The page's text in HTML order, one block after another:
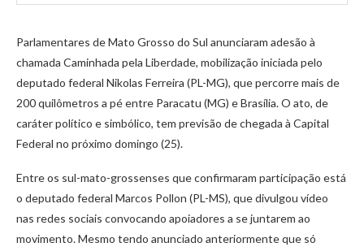
Parlamentares de Mato Grosso do Sul anunciaram adesão à
chamada Caminhada pela Liberdade, mobilização iniciada pelo
deputado federal Nikolas Ferreira (PL-MG), que percorre mais de
200 quilômetros a pé entre Paracatu (MG) e Brasília. O ato, de
caráter político e simbólico, tem previsão de chegada à Capital
Federal no próximo domingo (25).
Entre os sul-mato-grossenses que confirmaram participação está
o deputado federal Marcos Pollon (PL-MS), que divulgou vídeo
nas redes sociais convocando apoiadores a se juntarem ao
movimento. Mesmo tendo anunciado anteriormente que só